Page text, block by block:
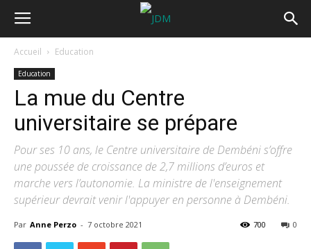
Accueil Education
Education
La mue du Centre
universitaire se prépare
Pour ses 10 ans, le Centre universitaire de Dembéni s’offre
une poussée de croissance de 2,7 millions d’euros et
marche vers l’autonomie. La ministre de l'enseignement
supérieur devrait venir l'appuyer en personne à Dembéni.
Par Anne Perzo - 7 octobre 2021 0
700